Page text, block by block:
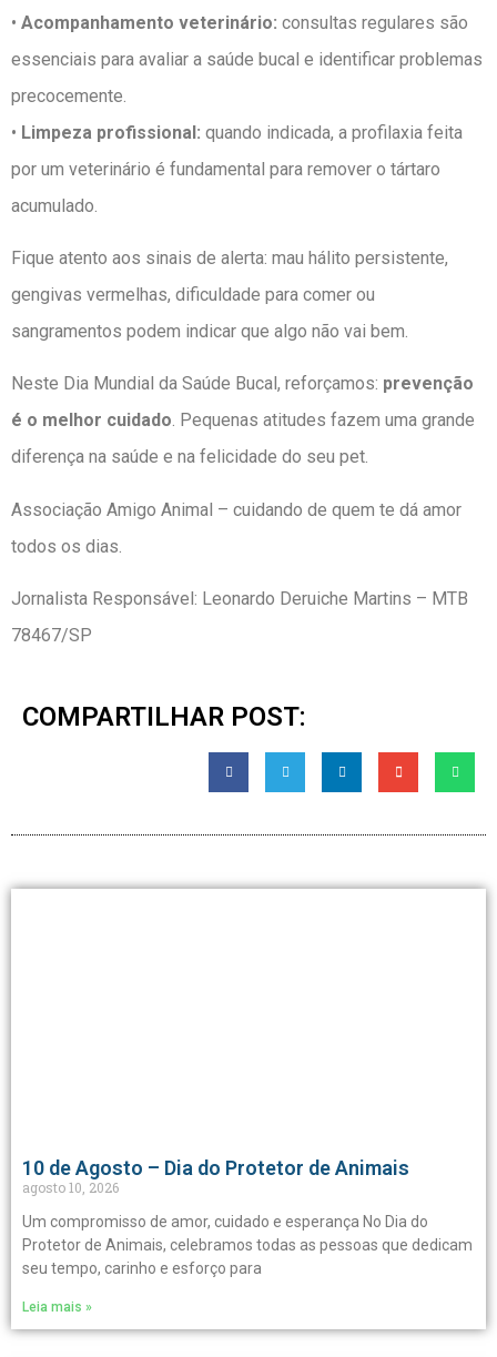
• Acompanhamento veterinário: consultas regulares são
essenciais para avaliar a saúde bucal e identificar problemas
precocemente.
• Limpeza profissional: quando indicada, a profilaxia feita
por um veterinário é fundamental para remover o tártaro
acumulado.
Fique atento aos sinais de alerta: mau hálito persistente,
gengivas vermelhas, dificuldade para comer ou
sangramentos podem indicar que algo não vai bem.
Neste Dia Mundial da Saúde Bucal, reforçamos: prevenção
é o melhor cuidado. Pequenas atitudes fazem uma grande
diferença na saúde e na felicidade do seu pet.
Associação Amigo Animal – cuidando de quem te dá amor
todos os dias.
Jornalista Responsável: Leonardo Deruiche Martins – MTB
78467/SP
COMPARTILHAR POST:
10 de Agosto – Dia do Protetor de Animais
agosto 10, 2026
Um compromisso de amor, cuidado e esperança No Dia do
Protetor de Animais, celebramos todas as pessoas que dedicam
seu tempo, carinho e esforço para
Leia mais »